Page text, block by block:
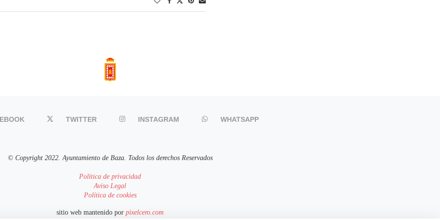
TWITTER INSTAGRAM WHATSAPP
© Copyright 2022. Ayuntamiento de Baza. Todos los derechos Reservados
Política de privacidad
Aviso Legal
Política de cookies
sitio web mantenido por pixelcero.com